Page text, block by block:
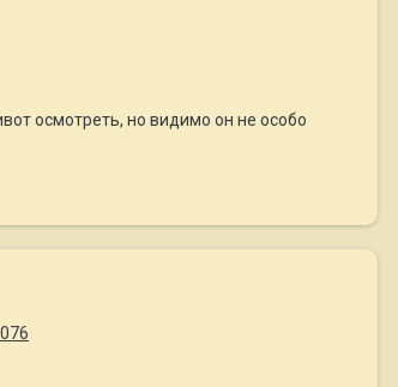
осмотреть, но видимо он не особо